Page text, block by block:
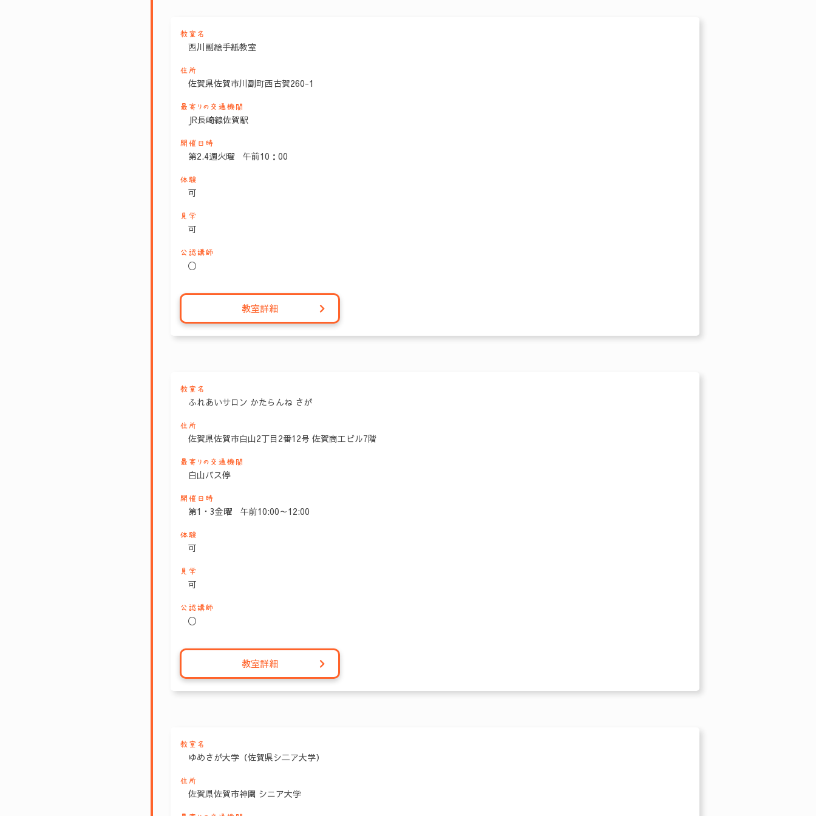
教室名
西川副絵手紙教室
住所
佐賀県佐賀市川副町西古賀260-1
最寄りの交通機関
JR長崎線佐賀駅
開催日時
第2.4週火曜 午前10：00
体験
可
見学
可
公認講師
〇
教室詳細
教室名
ふれあいサロン かたらんね さが
住所
佐賀県佐賀市白山2丁目2番12号 佐賀商工ビル7階
最寄りの交通機関
白山バス停
開催日時
第1・3金曜 午前10:00～12:00
体験
可
見学
可
公認講師
〇
教室詳細
教室名
ゆめさが大学（佐賀県シ二ア大学）
住所
佐賀県佐賀市神園 シニア大学